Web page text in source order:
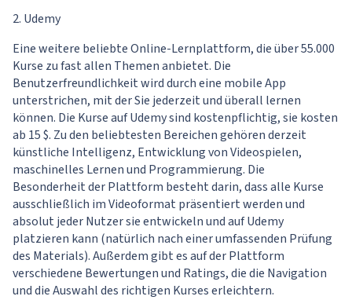
2. Udemy
Eine weitere beliebte Online-Lernplattform, die über 55.000
Kurse zu fast allen Themen anbietet. Die
Benutzerfreundlichkeit wird durch eine mobile App
unterstrichen, mit der Sie jederzeit und überall lernen
können. Die Kurse auf Udemy sind kostenpflichtig, sie kosten
ab 15 $. Zu den beliebtesten Bereichen gehören derzeit
künstliche Intelligenz, Entwicklung von Videospielen,
maschinelles Lernen und Programmierung. Die
Besonderheit der Plattform besteht darin, dass alle Kurse
ausschließlich im Videoformat präsentiert werden und
absolut jeder Nutzer sie entwickeln und auf Udemy
platzieren kann (natürlich nach einer umfassenden Prüfung
des Materials). Außerdem gibt es auf der Plattform
verschiedene Bewertungen und Ratings, die die Navigation
und die Auswahl des richtigen Kurses erleichtern.